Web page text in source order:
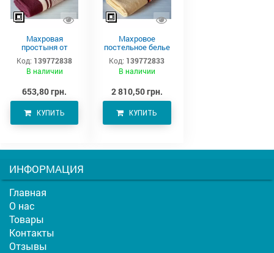
Махровая
простыня от
производителя
Аватон (220х190)
Код: 139772838
В наличии
653,80 грн.
КУПИТЬ
Махровое
постельное белье
220х190 см
Код: 139772833
В наличии
2 810,50 грн.
КУПИТЬ
ИНФОРМАЦИЯ
Главная
О нас
Товары
Контакты
Отзывы